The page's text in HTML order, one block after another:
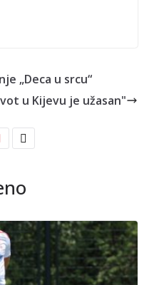
„Deca u srcu“
u Kijevu je užasan"